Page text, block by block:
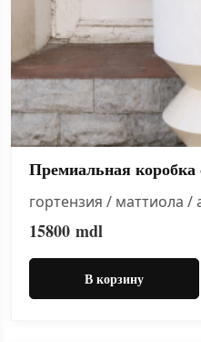
Премиальная коробка
гортензия / маттиола
15800 mdl
В корзину